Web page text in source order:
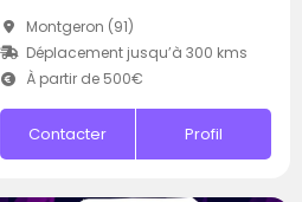
Montgeron (91)
Déplacement jusqu’à 300 kms
À partir de 500€
Contacter Profil